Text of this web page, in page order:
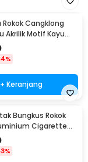
Rokok Cangklong
Akrilik Motif Kayu
- ZF808
+ Keranjang
Bungkus Rokok
Cigarette